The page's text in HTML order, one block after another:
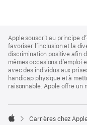
Footer
Apple souscrit au principe
favoriser l’inclusion et la
discrimination positive afin
mêmes occasions d’emploi
avec des individus aux
handicap physique et à
raisonnable. Apple offre un

Carrières chez